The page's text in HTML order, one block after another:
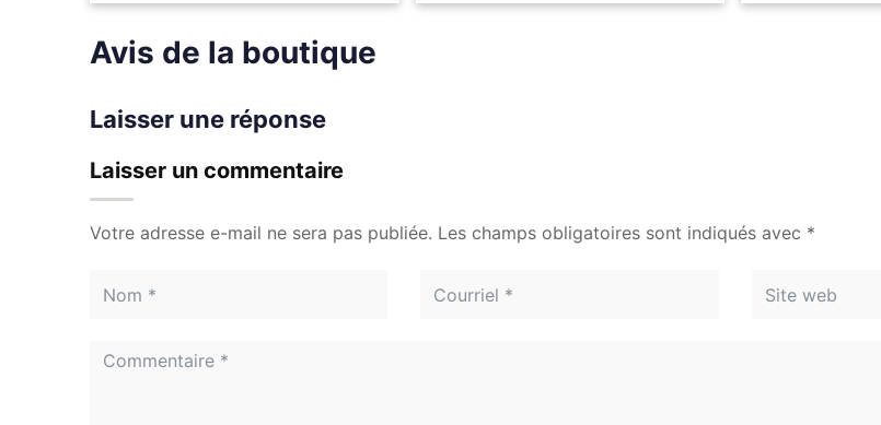
Avis de la boutique
Laisser une réponse
Laisser un commentaire
Votre adresse e-mail ne sera pas publiée. Les champs obligatoires sont indiqués avec *